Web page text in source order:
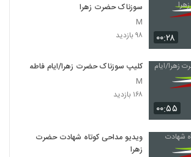
۰۰:۲۸
سوزناک حضرت زهرا
M
۹۸ بازدید
۰۰:۵۵
کلیپ سوزناک حضرت زهرا/ایام فاطمیه
M
۱۶۸ بازدید
ویدیو مداحی کوتاه شهادت حضرت
زهرا